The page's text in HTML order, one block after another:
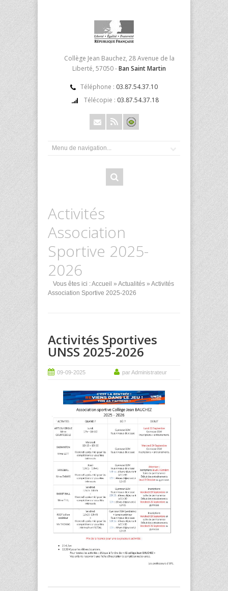
Collège Jean Bauchez, 28 Avenue de la
Liberté, 57050 -Ban Saint Martin
Téléphone : 03.87.54.37.10
Télécopie : 03.87.54.37.18
Activités
Association
Sportive 2025-
2026
Vous êtes ici :Accueil » Actualités » Activités
Association Sportive 2025-2026
Activités Sportives
UNSS 2025-2026
09-09-2025 par Administrateur